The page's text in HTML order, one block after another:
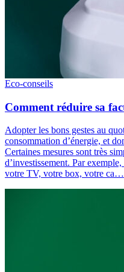
Eco-conseils
Comment réduire sa
Adopter les bons gestes au
consommation d’énergie, et
Certaines mesures sont très
d’investissement. Par
votre TV, votre box, votre ca…